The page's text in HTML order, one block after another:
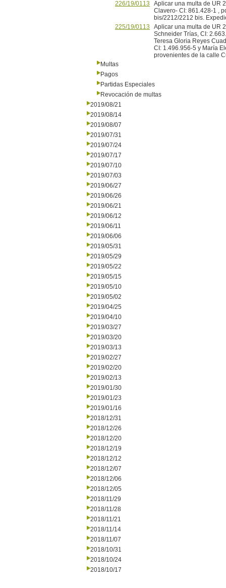
226/19/0113
Aplicar una multa de UR
Clavero- CI: 861.428-1 ,
bis/2212/2212 bis.
225/19/0113
Aplicar una multa de UR
Schneider Trías, CI:
Teresa Gloria Reyes
CI: 1.496.956-5 y María
provenientes de la calle
Multas
Pagos
Partidas Especiales
Revocación de multas
2019/08/21
2019/08/14
2019/08/07
2019/07/31
2019/07/24
2019/07/17
2019/07/10
2019/07/03
2019/06/27
2019/06/26
2019/06/21
2019/06/12
2019/06/11
2019/06/06
2019/05/31
2019/05/29
2019/05/22
2019/05/15
2019/05/10
2019/05/02
2019/04/25
2019/04/10
2019/03/27
2019/03/20
2019/03/13
2019/02/27
2019/02/20
2019/02/13
2019/01/30
2019/01/23
2019/01/16
2018/12/31
2018/12/26
2018/12/20
2018/12/19
2018/12/12
2018/12/07
2018/12/06
2018/12/05
2018/11/29
2018/11/28
2018/11/21
2018/11/14
2018/11/07
2018/10/31
2018/10/24
2018/10/17